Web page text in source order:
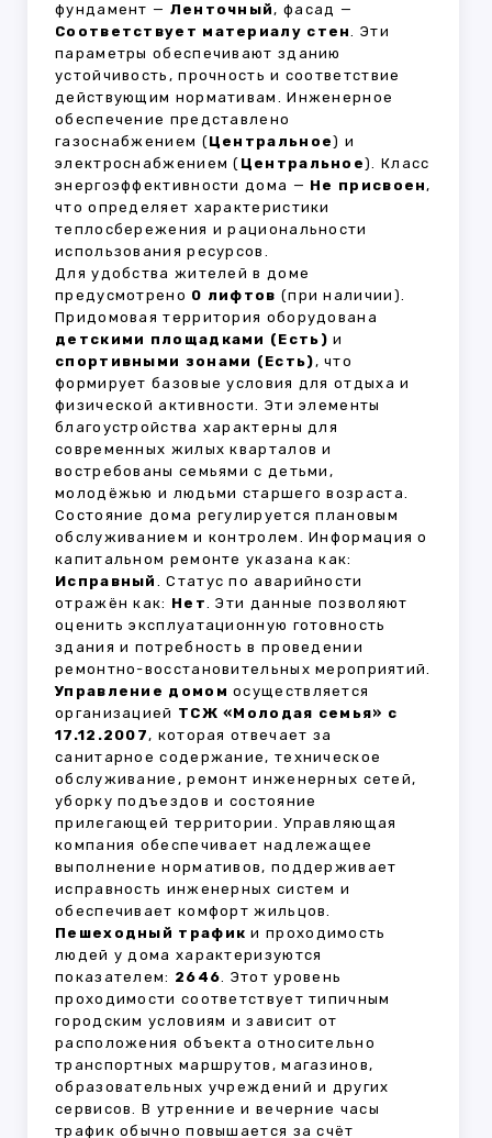
фундамент — Ленточный, фасад —
Соответствует материалу стен. Эти
параметры обеспечивают зданию
устойчивость, прочность и соответствие
действующим нормативам. Инженерное
обеспечение представлено
газоснабжением (Центральное) и
электроснабжением ( Центральное). Класс
энергоэффективности дома — Не присвоен,
что определяет характеристики
теплосбережения и рациональности
использования ресурсов.
Для удобства жителей в доме
предусмотрено 0 лифтов (при наличии).
Придомовая территория оборудована
детскими площадками (Есть) и
спортивными зонами (Есть), что
формирует базовые условия для отдыха и
физической активности. Эти элементы
благоустройства характерны для
современных жилых кварталов и
востребованы семьями с детьми,
молодёжью и людьми старшего возраста.
Состояние дома регулируется плановым
обслуживанием и контролем. Информация о
капитальном ремонте указана как:
Исправный . Статус по аварийности
отражён как: Нет. Эти данные позволяют
оценить эксплуатационную готовность
здания и потребность в проведении
ремонтно-восстановительных мероприятий.
Управление домом осуществляется
организацией ТСЖ «Молодая семья» с
17.12.2007, которая отвечает за
санитарное содержание, техническое
обслуживание, ремонт инженерных сетей,
уборку подъездов и состояние
прилегающей территории. Управляющая
компания обеспечивает надлежащее
выполнение нормативов, поддерживает
исправность инженерных систем и
обеспечивает комфорт жильцов.
Пешеходный трафик и проходимость
людей у дома характеризуются
показателем: 2646. Этот уровень
проходимости соответствует типичным
городским условиям и зависит от
расположения объекта относительно
транспортных маршрутов, магазинов,
образовательных учреждений и других
сервисов. В утренние и вечерние часы
трафик обычно повышается за счёт